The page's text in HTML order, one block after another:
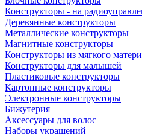
Конструкторы - на
Деревянные конструкторы
Металлические конструкторы
Магнитные конструкторы
Конструкторы из мягкого
Конструкторы для малышей
Пластиковые конструкторы
Картонные конструкторы
Электронные конструкторы
Бижутерия
Аксессуары для волос
Наборы украшений